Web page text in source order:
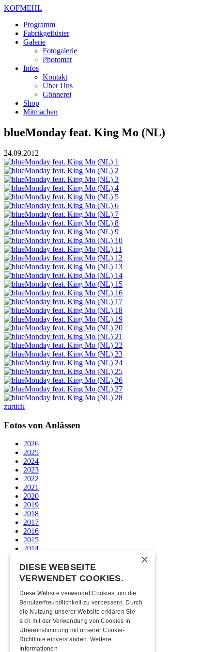
KOFMEHL
Programm
Fabrikgeflüster
Galerie
Fotogalerie
Photomat
Infos
Kontakt
Über Uns
Gönnerei
Shop
Mitmachen
blueMonday feat. King Mo (NL)
24.09.2012
zurück
Fotos von Anlässen
2026
2025
2024
2023
2022
2021
2020
2019
2018
2017
2016
2015
2014
2012
2011
2010
2009
2008
2007
2006
2005
2004
2003
×
DIESE WEBSEITE
VERWENDET COOKIES.
Diese Website verwendet Cookies, um die
Benutzerfreundlichkeit zu verbessern. Durch
die Nutzung unserer Website erklären Sie
sich mit der Verwendung von Cookies in
Übereinstimmung mit unserer Cookie-
Richtlinie einverstanden. Weitere
Informationen